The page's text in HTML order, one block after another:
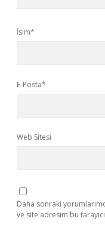
İsim*
E-Posta*
Web Sitesi
Daha sonraki
ve site adresim bu